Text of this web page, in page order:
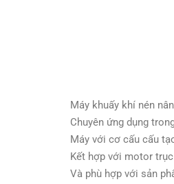
Máy khuấy khí nén
Chuyên ứng dụng
Máy với cơ cấu cấu
Kết hợp với motor
Và phù hợp với sản